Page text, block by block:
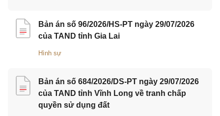
Bản án số 96/2026/HS-PT ngày 29/07/2026
của TAND tỉnh Gia Lai
Hình sự
Bản án số 684/2026/DS-PT ngày 29/07/2026
của TAND tỉnh Vĩnh Long về tranh chấp
quyền sử dụng đất